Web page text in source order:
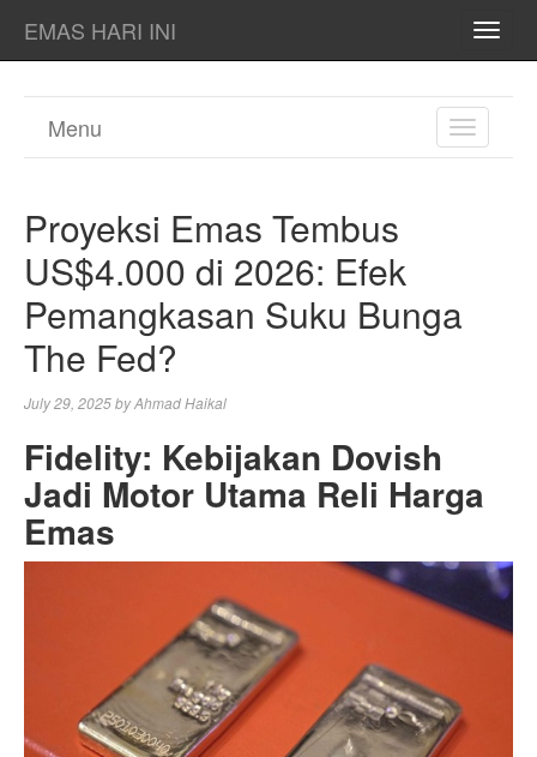
EMAS HARI INI
TOGGLE
Menu
Proyeksi Emas Tembus
US$4.000 di 2026: Efek
Pemangkasan Suku Bunga
The Fed?
July 29, 2025byAhmad Haikal
Fidelity: Kebijakan Dovish
Jadi Motor Utama Reli Harga
Emas